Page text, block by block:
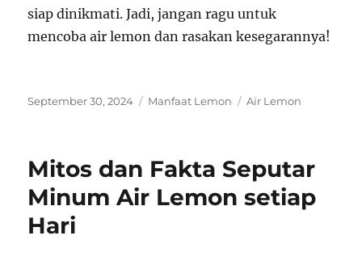
siap dinikmati. Jadi, jangan ragu untuk
mencoba air lemon dan rasakan kesegarannya!
Posted
September 30, 2024 Categories
Manfaat Lemon Tags
Air Lemon
Mitos dan Fakta Seputar
Minum Air Lemon setiap
Hari